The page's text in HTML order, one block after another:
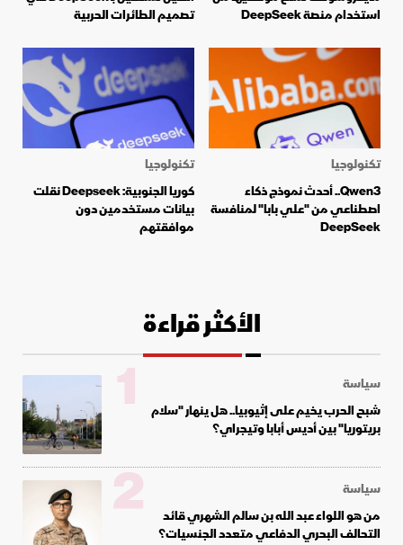
استخدام منصة DeepSeek
تصميم الطائرات الحربية
تكنولوجيا
Qwen3.. أحدث نموذج ذكاء
اصطناعي من "علي بابا" لمنافسة
DeepSeek
تكنولوجيا
كوريا الجنوبية: Deepseek نقلت
بيانات مستخدمين دون
موافقتهم
الأكثر قراءة
سياسة
شبح الحرب يخيم على إثيوبيا.. هل ينهار "سلام
بريتوريا" بين أديس أبابا وتيجراي؟
1
سياسة
من هو اللواء عبد الله بن سالم الشهري قائد
التحالف البحري الدفاعي متعدد الجنسيات؟
2